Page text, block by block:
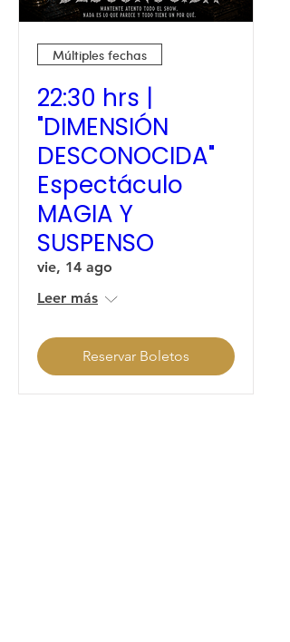
Múltiples fechas
22:30 hrs |
"DIMENSIÓN
DESCONOCIDA"
Espectáculo
MAGIA Y
SUSPENSO
vie, 14 ago
Leer más
Reservar Boletos